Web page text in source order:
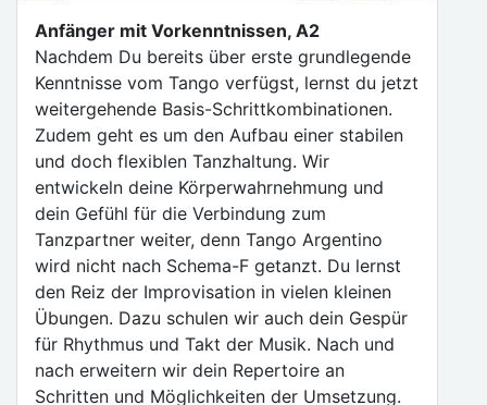
Anfänger mit Vorkenntnissen, A2
Nachdem Du bereits über erste grundlegende
Kenntnisse vom Tango verfügst, lernst du jetzt
weitergehende Basis-Schrittkombinationen.
Zudem geht es um den Aufbau einer stabilen
und doch flexiblen Tanzhaltung. Wir
entwickeln deine Körperwahrnehmung und
dein Gefühl für die Verbindung zum
Tanzpartner weiter, denn Tango Argentino
wird nicht nach Schema-F getanzt. Du lernst
den Reiz der Improvisation in vielen kleinen
Übungen. Dazu schulen wir auch dein Gespür
für Rhythmus und Takt der Musik. Nach und
nach erweitern wir dein Repertoire an
Schritten und Möglichkeiten der Umsetzung.